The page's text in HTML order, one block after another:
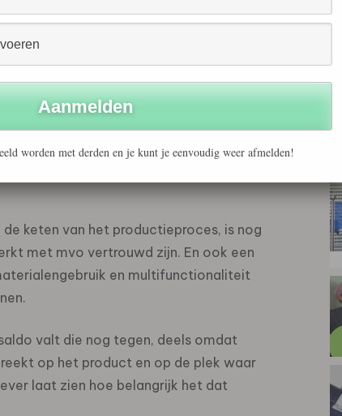
vraagstuk voor de komende
door de recente hittegolven,
vergelijkt Al Gore de mensheid met
Hier ligt een opdracht die
samenwerking tussen bedrijven en
hebben elkaar op dit terrein veel te
keten van het productieproces, is nog
met mvo vertrouwd zijn. En ook een
en multifunctionaliteit
valt die nog tegen, deels omdat
op het product en op de plek waar
laat zien hoe belangrijk het dat
worden met derden en je kunt je eenvoudig weer afmelden!